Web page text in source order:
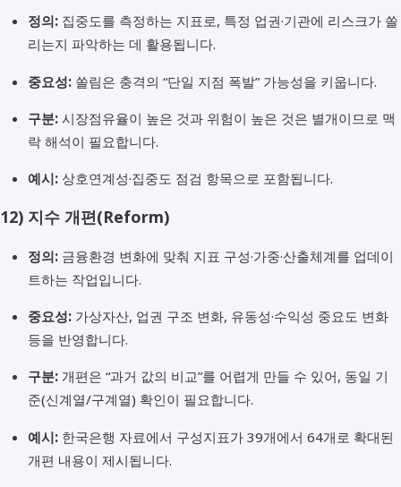
정의:집중도를 측정하는 지표로, 특정 업권·기관에 리스크가 쏠
리는지 파악하는 데 활용됩니다.
중요성:쏠림은 충격의 “단일 지점 폭발” 가능성을 키웁니다.
구분:시장점유율이 높은 것과 위험이 높은 것은 별개이므로 맥
락 해석이 필요합니다.
예시:상호연계성·집중도 점검 항목으로 포함됩니다.
12) 지수 개편(Reform)
정의:금융환경 변화에 맞춰 지표 구성·가중·산출체계를 업데이
트하는 작업입니다.
중요성:가상자산, 업권 구조 변화, 유동성·수익성 중요도 변화
등을 반영합니다.
구분:개편은 “과거 값의 비교”를 어렵게 만들 수 있어, 동일 기
준(신계열/구계열) 확인이 필요합니다.
예시:한국은행 자료에서 구성지표가 39개에서 64개로 확대된
개편 내용이 제시됩니다.